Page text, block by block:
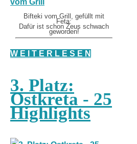
Bifteki vom Grill, gefüllt mit
Feta:
Dafür ist schon Zeus schwach
geworden!
W E I T E R L E S E N
3. Platz:
Ostkreta - 25
Highlights